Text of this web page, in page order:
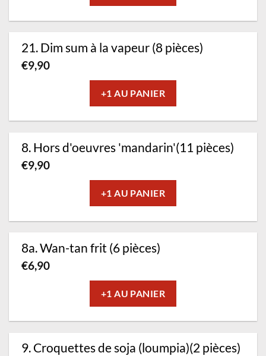
21. Dim sum à la vapeur (8 pièces)
€9,90
+1 AU PANIER
8. Hors d'oeuvres 'mandarin'(11 pièces)
€9,90
+1 AU PANIER
8a. Wan-tan frit (6 pièces)
€6,90
+1 AU PANIER
9. Croquettes de soja (loumpia)(2 pièces)